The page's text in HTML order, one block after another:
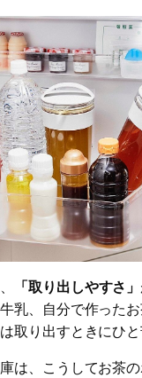
「取り出しやすさ」
乳、自分で作ったお
取り出すときにひと
は、こうしてお茶